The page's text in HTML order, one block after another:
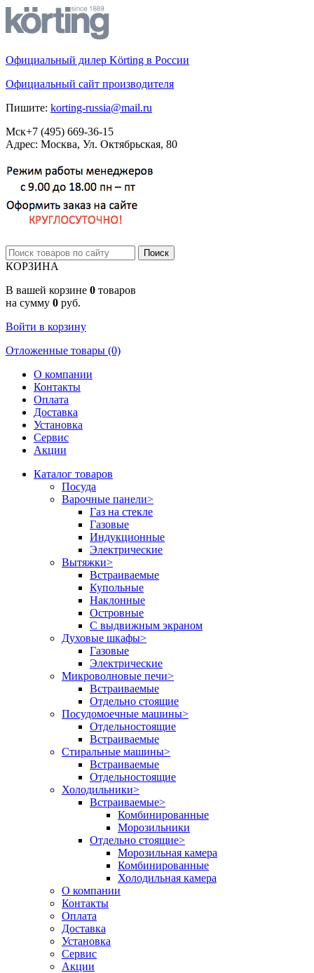
Официальный дилер Körting в России
Официальный сайт производителя
Пишите: korting-russia@mail.ru
Мск+7 (495) 669-36-15
Адрес: Москва, Ул. Октябрьская, 80
КОРЗИНА
В вашей корзине 0 товаров
на сумму 0 руб.
Войти в корзину
Отложенные товары (0)
О компании
Контакты
Оплата
Доставка
Установка
Сервис
Акции
Каталог товаров
Посуда
Варочные панели>
Газ на стекле
Газовые
Индукционные
Электрические
Вытяжки>
Встраиваемые
Купольные
Наклонные
Островные
С выдвижным экраном
Духовые шкафы>
Газовые
Электрические
Микроволновые печи>
Встраиваемые
Отдельно стоящие
Посудомоечные машины>
Отдельностоящие
Встраиваемые
Стиральные машины>
Встраиваемые
Отдельностоящие
Холодильники>
Встраиваемые>
Комбинированные
Морозильники
Отдельно стоящие>
Морозильная камера
Комбинированные
Холодильная камера
О компании
Контакты
Оплата
Доставка
Установка
Сервис
Акции